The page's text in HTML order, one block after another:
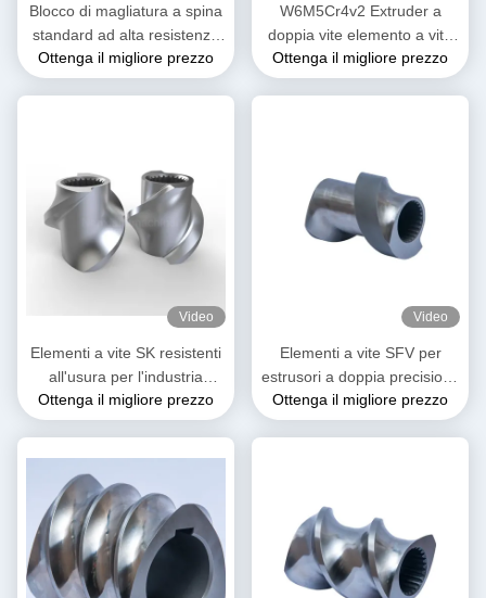
Blocco di magliatura a spina
standard ad alta resistenza
all'usura per estrusori a
doppia vite
Ottenga il migliore prezzo
W6M5Cr4v2 Extruder a
doppia vite elemento a vite
di miscelazione per
l'industria alimentare
Ottenga il migliore prezzo
Video
Elementi a vite SK resistenti
all'usura per l'industria
plastica
Ottenga il migliore prezzo
Video
Elementi a vite SFV per
estrusori a doppia precisione
Elementi a vite per estrusori
in plastica
Ottenga il migliore prezzo